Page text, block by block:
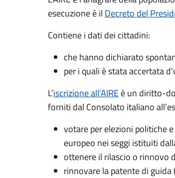
esecuzione è il Decreto del
Contiene i dati dei cittadini:
che hanno dichiarato
per i quali è stata accertata
L’iscrizione all’AIREè un diritto-
forniti dal Consolato italiano
votare per elezioni politiche
europeo nei seggi istituiti
ottenere il rilascio o rinnovo
rinnovare la patente di guida